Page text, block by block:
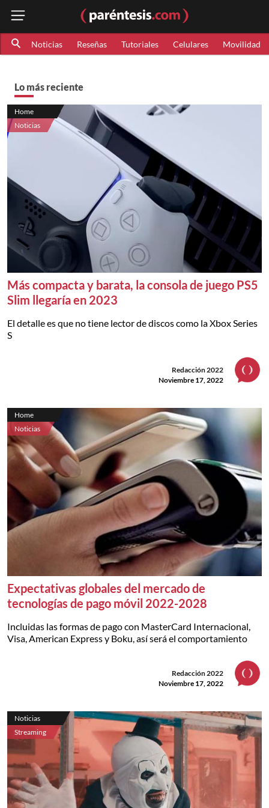
Noticias Reseñas Tutoriales Celulares Movilidad
Lo más reciente
Home
Noticias
Más compacta y barata, la consola de juego PS5
Slim llegaría en 2023
El detalle es que no tiene lector de discos como la Xbox Series
S
Redacción 2022
Noviembre 17, 2022
Home
Noticias
Expectativas globales del mercado de
tecnologías de pago móvil 2022-2028
Incluidas las formas de pago con MasterCard Internacional,
Visa, American Express y Boku, así será el comportamiento
Redacción 2022
Noviembre 17, 2022
Noticias
Streaming